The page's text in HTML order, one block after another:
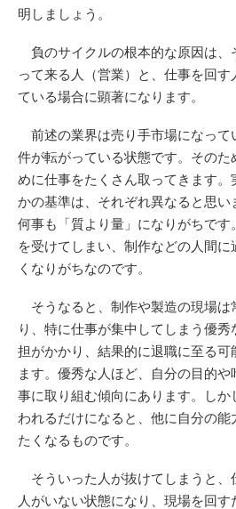
明しましょう。
負のサイクルの根本的な原因は、
って来る人（営業）と、仕事を回
ている場合に顕著になります。
前述の業界は売り手市場になって
件が転がっている状態です。そのた
めに仕事をたくさん取ってきます。
かの基準は、それぞれ異なると思い
何事も「質より量」になりがちです
を受けてしまい、制作などの人間
くなりがちなのです。
そうなると、制作や製造の現場は
り、特に仕事が集中してしまう優
担がかかり、結果的に退職に至る可
ます。優秀な人ほど、自分の目的
事に取り組む傾向にあります。しか
われるだけになると、他に自分の能
たくなるものです。
そういった人が抜けてしまうと、
人がいない状態になり、現場を回す